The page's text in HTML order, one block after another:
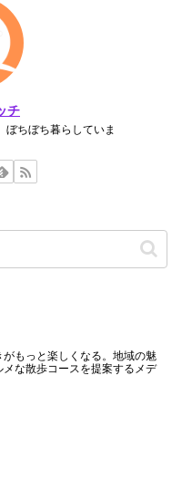
チ
ぼちぼち暮らしていま
もっと楽しくなる。地域の魅
メな散歩コースを提案するメデ